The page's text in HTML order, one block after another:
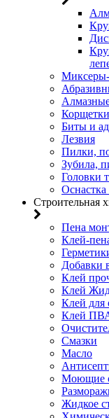
Миксеры-
Биты и
Лезвия
Пилки,
Зубила,
Головки
Оснастка
Строительная
Пена
Клей-
Добавки
Клей
Клей
Клей для
Клей
Смазки
Масло
Моющие
Жидкое